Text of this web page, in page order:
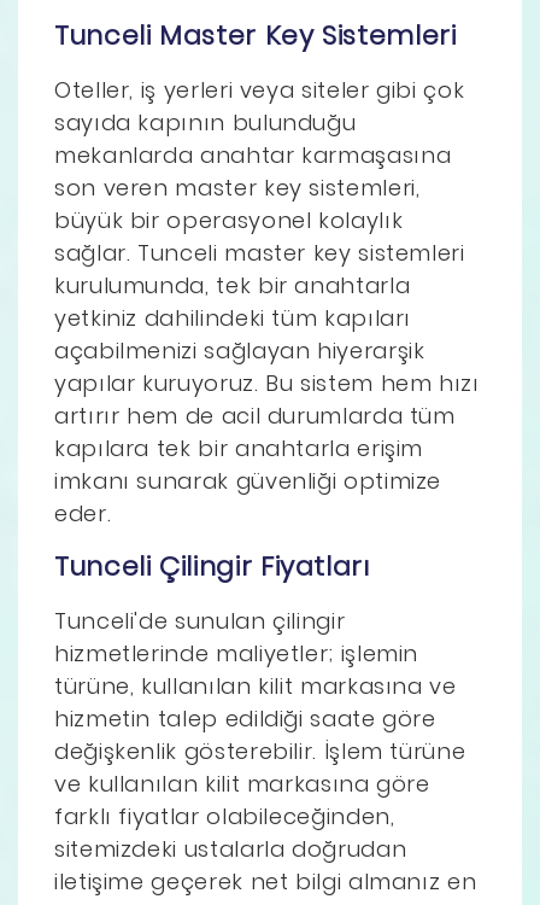
Tunceli Master Key Sistemleri
Oteller, iş yerleri veya siteler gibi çok
sayıda kapının bulunduğu
mekanlarda anahtar karmaşasına
son veren master key sistemleri,
büyük bir operasyonel kolaylık
sağlar. Tunceli master key sistemleri
kurulumunda, tek bir anahtarla
yetkiniz dahilindeki tüm kapıları
açabilmenizi sağlayan hiyerarşik
yapılar kuruyoruz. Bu sistem hem hızı
artırır hem de acil durumlarda tüm
kapılara tek bir anahtarla erişim
imkanı sunarak güvenliği optimize
eder.
Tunceli Çilingir Fiyatları
Tunceli'de sunulan çilingir
hizmetlerinde maliyetler; işlemin
türüne, kullanılan kilit markasına ve
hizmetin talep edildiği saate göre
değişkenlik gösterebilir. İşlem türüne
ve kullanılan kilit markasına göre
farklı fiyatlar olabileceğinden,
sitemizdeki ustalarla doğrudan
iletişime geçerek net bilgi almanız en